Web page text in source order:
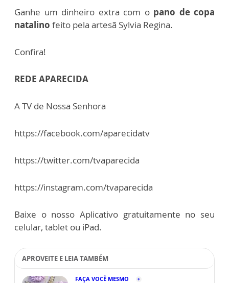
Ganhe um dinheiro extra com o pano de copa
natalino feito pela artesã Sylvia Regina.
Confira!
REDE APARECIDA
A TV de Nossa Senhora
https://facebook.com/aparecidatv
https://twitter.com/tvaparecida
https://instagram.com/tvaparecida
Baixe o nosso Aplicativo gratuitamente no seu
celular, tablet ou iPad.
APROVEITE E LEIA TAMBÉM
FAÇA VOCÊ MESMO